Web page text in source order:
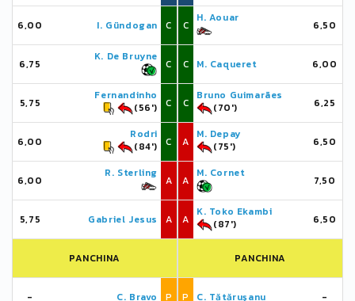
6,00 I. Gündogan C
6,75
K. De Bruyne
C
5,75
Fernandinho
(56')
C
6,00
Rodri
(84')
C
6,00
R. Sterling
A
5,75 Gabriel Jesus A
PANCHINA
- C. Bravo P
C
H. Aouar
6,50
C M. Caqueret 6,00
C
Bruno Guimarães
(70')
6,25
A
M. Depay
(75')
6,50
A
M. Cornet
7,50
A
K. Toko Ekambi
(87')
6,50
PANCHINA
P C. Tătăruşanu -